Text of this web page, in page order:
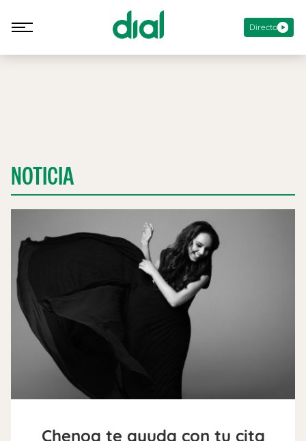
Directo
NOTICIA
Chenoa te ayuda con tu cita